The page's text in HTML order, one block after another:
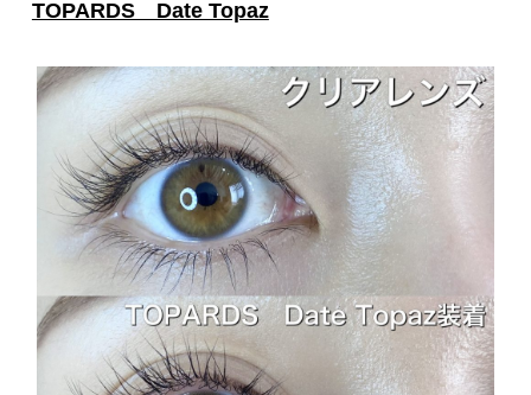
TOPARDS Date Topaz